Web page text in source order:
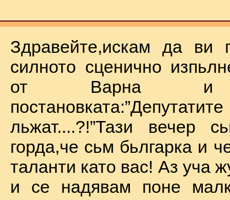
Здравейте,искам да ви
силното сценично
от Варна и
льжат....?!”Тази вечер
горда,че сьм бьлгарка и
таланти като вас! Аз уча
и се надявам поне